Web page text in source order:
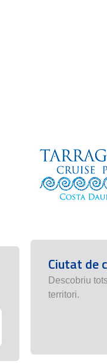
Ciutat de
Descobriu
territori.